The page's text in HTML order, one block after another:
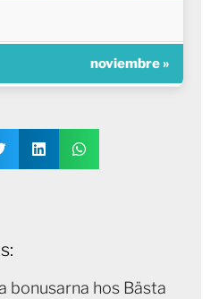
noviembre »
bonusarna hos Bästa